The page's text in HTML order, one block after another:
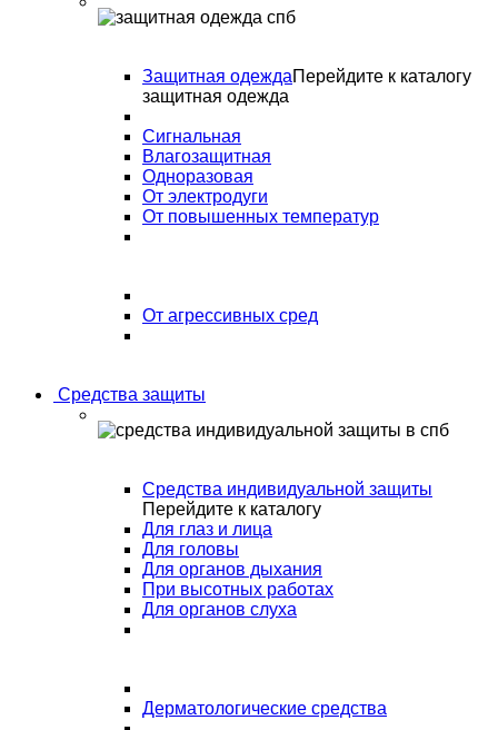
Защитная одеждаПерейдите к каталогу
защитная одежда
Сигнальная
Влагозащитная
Одноразовая
От электродуги
От повышенных температур
От агрессивных сред
Средства защиты
Средства индивидуальной защиты
Перейдите к каталогу
Для глаз и лица
Для головы
Для органов дыхания
При высотных работах
Для органов слуха
Дерматологические средства